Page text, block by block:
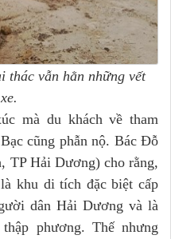
thác vẫn hằn những vết
mà du khách về tham
cũng phẫn nộ. Bác Đỗ
TP Hải Dương) cho rằng,
khu di tích đặc biệt cấp
dân Hải Dương và là
phương. Thế nhưng